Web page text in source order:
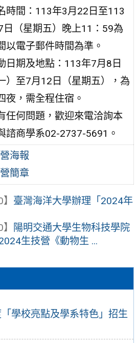
學校亮點及學系特色」招生
時間：113年3月22日至113
日（星期五）晚上11：59為
以電子郵件時間為準。
日期及地點：113年7月8日
）至7月12日（星期五），為
夜，需全程住宿。
任何問題，歡迎來電洽詢本
諮商學系02-2737-5691。
海報
簡章
臺灣海洋大學辦理「2024年
陽明交通大學生物科技學院
生技營《動物生 ...